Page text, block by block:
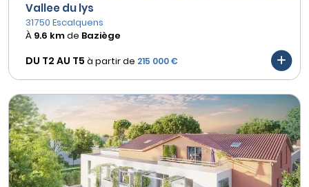
Vallee du lys
31750 Escalquens
À 9.6 kmde Baziège
DU T2 AU T5 à partir de 215 000 €